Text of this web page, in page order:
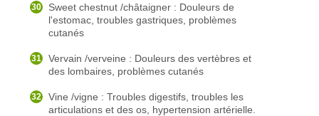
Sweet chestnut /châtaigner : Douleurs de
l'estomac, troubles gastriques, problèmes
cutanés
Vervain /verveine : Douleurs des vertèbres et
des lombaires, problèmes cutanés
Vine /vigne : Troubles digestifs, troubles les
articulations et des os, hypertension artérielle.